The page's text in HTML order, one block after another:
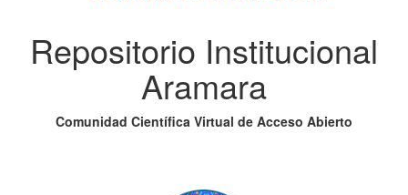
Repositorio Institucional
Aramara
Comunidad Científica Virtual de Acceso Abierto